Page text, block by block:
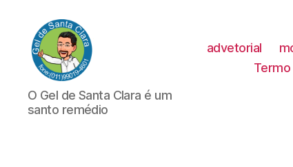
GEL
DE
SANTA
O Gel de Santa Clara é um
santo remédio
advetorial
Termo